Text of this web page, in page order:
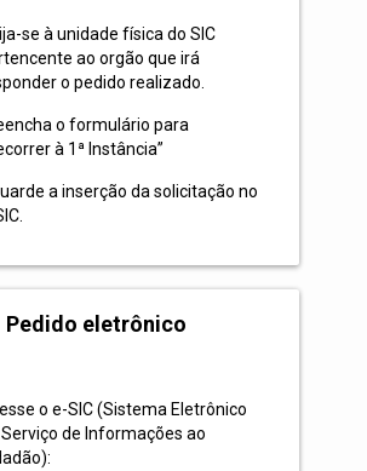
se à unidade física do SIC
ao orgão que irá
o pedido realizado.
o formulário para
à 1ª Instância”
a inserção da solicitação no
Pedido eletrônico
o e-SIC (Sistema Eletrônico
de Informações ao